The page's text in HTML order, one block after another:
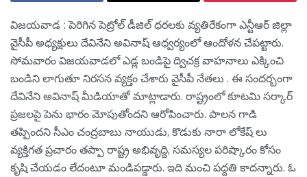
విజయవాడ : పెరిగిన పెట్రోల్ డీజిల్ ధరలకు వ్యతిరేకంగా ఎన్టీఆర్ జిల్లా
వైసీపీ అధ్యక్షులు దేవినేని అవినాష్ ఆధ్వర్యంలో ఆందోళ‌న చేప‌ట్టారు.
సోమ‌వారం విజ‌య‌వాడ‌లో ఎడ్ల బండిపై ద్విచక్ర వాహనాలు ఎక్కించి
బండిని లాగుతూ నిరసన వ్య‌క్తం చేశారు వైసీపీ నేతలు . ఈ సంద‌ర్బంగా
దేవినేని అవినాష్ మీడియాతో మాట్లాడారు. రాష్ట్రంలో కూట‌మి స‌ర్కార్
ప్ర‌జ‌ల‌పై పెను భారం మోపుతోంద‌ని ఆరోపించారు. పాల‌న గాడి
త‌ప్పింద‌ని సీఎం చంద్ర‌బాబు నాయుడు, కొడుకు నారా లోకేష్ లు
వ్య‌క్తిగ‌త ప్రచారం త‌ప్పా రాష్ట్ర అభివృద్ది, స‌మ‌స్య‌ల ప‌రిష్కారం కోసం
కృషి చేయ‌డం లేదంటూ మండిప‌డ్డారు. ఇది మంచి ప‌ద్ద‌తి కాద‌న్నారు. ఓ